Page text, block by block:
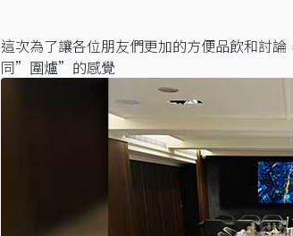
這次為了讓各位朋友們更加的方便品飲和討
同”圍爐”的感覺